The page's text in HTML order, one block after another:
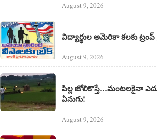
August 9, 2026
విద్యార్ధుల అమెరికా కలకు ట్రంప్
August 9, 2026
పిల్ల జోలికొస్తే…మంటలకైనా
ఏనుగు!
August 9, 2026